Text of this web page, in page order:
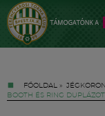
FŐOLDAL »
BOOTH ÉS RING